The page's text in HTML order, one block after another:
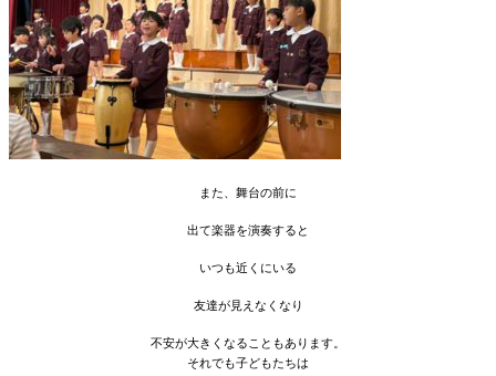
また、舞台の前に
出て楽器を演奏すると
いつも近くにいる
友達が見えなくなり
不安が大きくなることもあります。
それでも子どもたちは